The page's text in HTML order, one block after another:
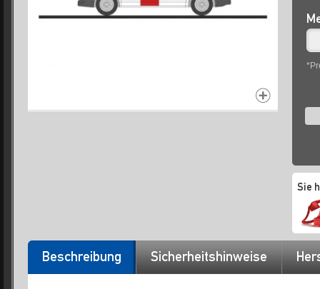
Sie
Beschreibung Sicherheitshinweise